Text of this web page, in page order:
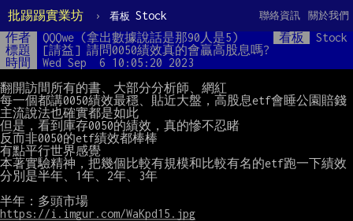
批踢踢實業坊 › 看板 Stock 關於我們
聯絡資訊
作者 QQQwe (拿出數據說話是那90人是5) 看板
Stock
標題
[請益] 請問0050績效真的會贏高股息嗎?
時間
Wed Sep  6 10:05:20 2023
翻開訪間所有的書、大部分分析師、網紅
每一個都講0050績效最穩、貼近大盤，高股息etf會睡公園賠錢
主流說法也確實都是如此
但是，看到庫存0050的績效，真的慘不忍睹
反而非0050的etf績效都棒棒
有點平行世界感覺
本著實驗精神，把幾個比較有規模和比較有名的etf跑一下績效
分別是半年、1年、2年、3年
https://i.imgur.com/WaKpd15.jpg